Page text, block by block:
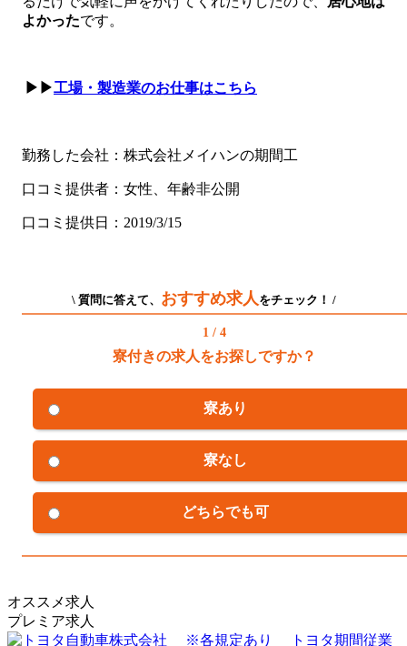
よかったです。
▶▶工場・製造業のお仕事はこちら
勤務した会社：株式会社メイハンの期間工
口コミ提供者：女性、年齢非公開
口コミ提供日：2019/3/15
\ 質問に答えて、 おすすめ求人 をチェック！ /
1 / 4
寮付きの求人をお探しですか？
寮あり
寮なし
どちらでも可
オススメ求人
プレミア求人